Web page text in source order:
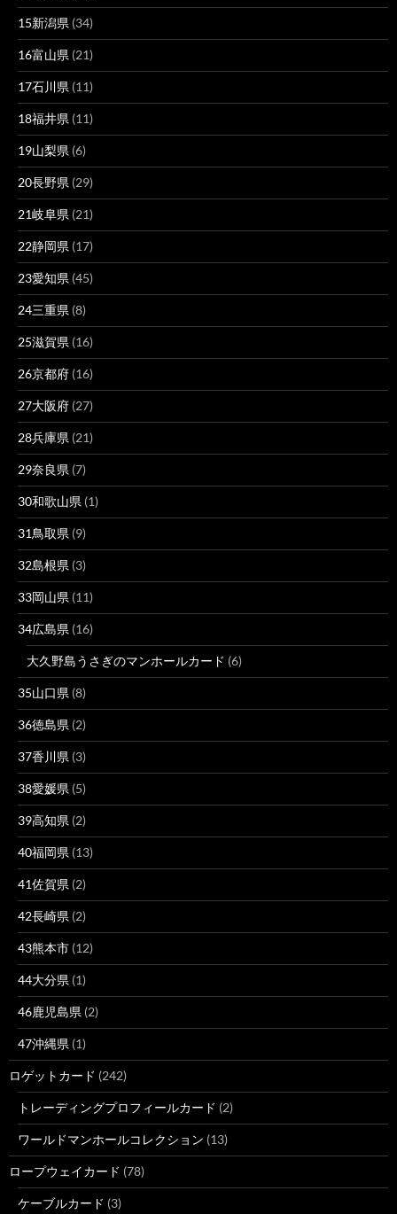
15新潟県 (34)
16富山県 (21)
17石川県 (11)
18福井県 (11)
19山梨県 (6)
20長野県 (29)
21岐阜県 (21)
22静岡県 (17)
23愛知県 (45)
24三重県 (8)
25滋賀県 (16)
26京都府 (16)
27大阪府 (27)
28兵庫県 (21)
29奈良県 (7)
30和歌山県 (1)
31鳥取県 (9)
32島根県 (3)
33岡山県 (11)
34広島県 (16)
大久野島うさぎのマンホールカード (6)
35山口県 (8)
36徳島県 (2)
37香川県 (3)
38愛媛県 (5)
39高知県 (2)
40福岡県 (13)
41佐賀県 (2)
42長崎県 (2)
43熊本市 (12)
44大分県 (1)
46鹿児島県 (2)
47沖縄県 (1)
ロゲットカード (242)
トレーディングプロフィールカード (2)
ワールドマンホールコレクション (13)
ロープウェイカード (78)
ケーブルカード (3)